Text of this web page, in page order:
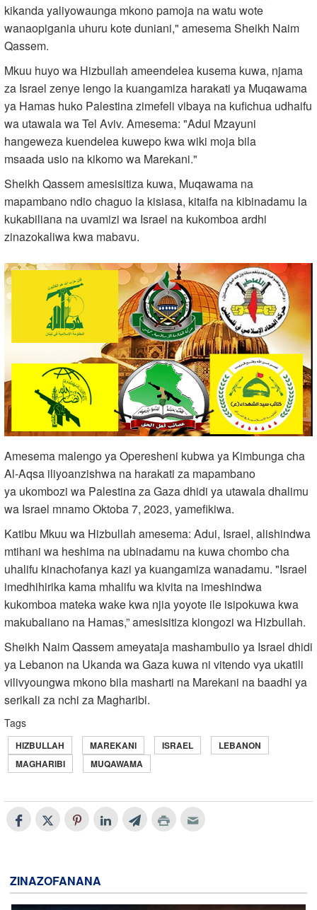
kikanda yaliyowaunga mkono pamoja na watu wote
wanaopigania uhuru kote duniani," amesema Sheikh Naim
Qassem.
Mkuu huyo wa Hizbullah ameendelea kusema kuwa, njama
za Israel zenye lengo la kuangamiza harakati ya Muqawama
ya Hamas huko Palestina zimefeli vibaya na kufichua udhaifu
wa utawala wa Tel Aviv. Amesema: "Adui Mzayuni
hangeweza kuendelea kuwepo kwa wiki moja bila
msaada usio na kikomo wa Marekani."
Sheikh Qassem amesisitiza kuwa, Muqawama na
mapambano ndio chaguo la kisiasa, kitaifa na kibinadamu la
kukabiliana na uvamizi wa Israel na kukomboa ardhi
zinazokaliwa kwa mabavu.
Amesema malengo ya Operesheni kubwa ya Kimbunga cha
Al-Aqsa iliyoanzishwa na harakati za mapambano
ya ukombozi wa Palestina za Gaza dhidi ya utawala dhalimu
wa Israel mnamo Oktoba 7, 2023, yamefikiwa.
Katibu Mkuu wa Hizbullah amesema: Adui, Israel, alishindwa
mtihani wa heshima na ubinadamu na kuwa chombo cha
uhalifu kinachofanya kazi ya kuangamiza wanadamu. "Israel
imedhihirika kama mhalifu wa kivita na imeshindwa
kukomboa mateka wake kwa njia yoyote ile isipokuwa kwa
makubaliano na Hamas,” amesisitiza kiongozi wa Hizbullah.
Sheikh Naim Qassem ameyataja mashambulio ya Israel dhidi
ya Lebanon na Ukanda wa Gaza kuwa ni vitendo vya ukatili
vilivyoungwa mkono bila masharti na Marekani na baadhi ya
serikali za nchi za Magharibi.
Tags
HIZBULLAH MAREKANI ISRAEL
LEBANON
MAGHARIBI
MUQAWAMA
ZINAZOFANANA